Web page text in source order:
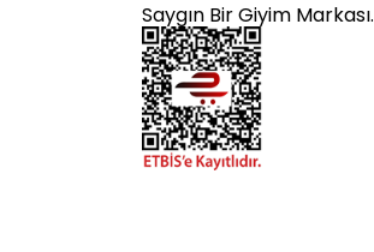
Saygın Bir Giyim Markası.